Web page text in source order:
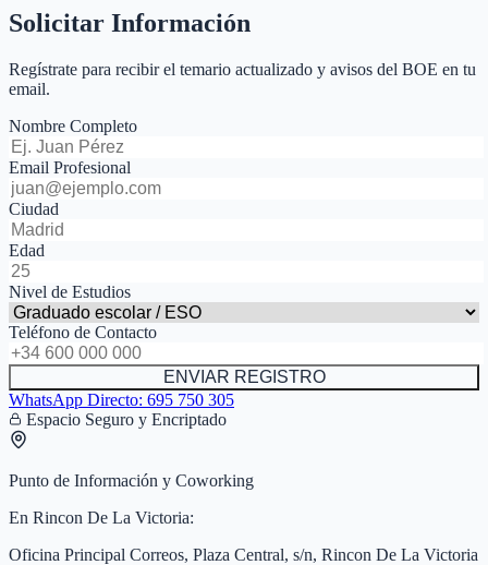
Solicitar Información
Regístrate para recibir el temario actualizado y avisos del BOE en tu
email.
Nombre Completo
Email Profesional
Ciudad
Edad
Nivel de Estudios
Teléfono de Contacto
ENVIAR REGISTRO
WhatsApp Directo: 695 750 305
Espacio Seguro y Encriptado
Punto de Información y Coworking
En Rincon De La Victoria:
Oficina Principal Correos, Plaza Central, s/n, Rincon De La Victoria